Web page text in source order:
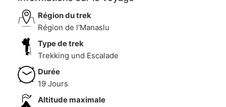
Région du trek
Région de l'Manaslu
Type de trek
Trekking und Escalade
Durée
19 Jours
Altitude maximale